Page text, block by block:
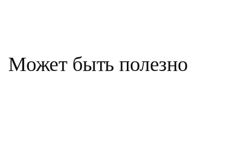
Может быть полезно